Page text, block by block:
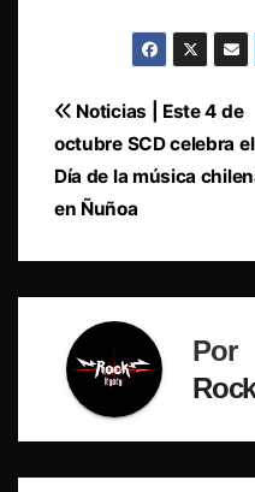
Navegación
de
entradas
Noticias | Este 4 de
octubre SCD celebra el
Día de la música
en Ñuñoa
Por